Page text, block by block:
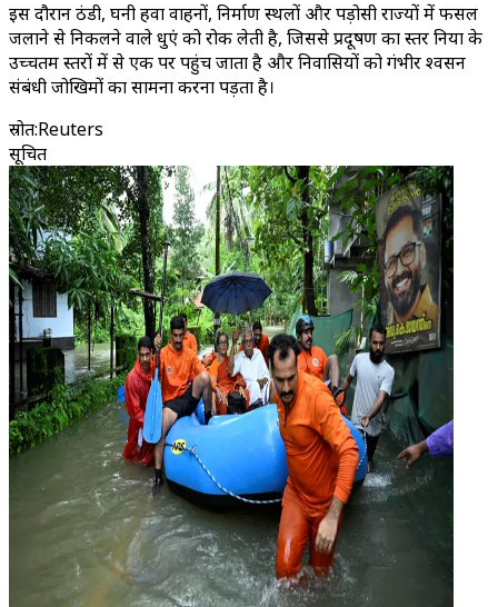
इस दौरान ठंडी, घनी हवा वाहनों, निर्माण स्थलों और पड़ोसी राज्यों में फसल
जलाने से निकलने वाले धुएं को रोक लेती है, जिससे प्रदूषण का स्तर दुनिया के
उच्चतम स्तरों में से एक पर पहुंच जाता है और निवासियों को गंभीर श्वसन
संबंधी जोखिमों का सामना करना पड़ता है।
स्रोत:Reuters
सूचित